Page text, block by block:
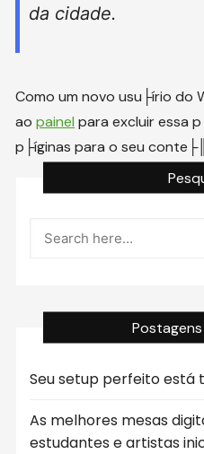
da cidade.
Como um novo usu├írio do
aopainel para excluir essa
p├íginas para o seu
Seu setup perfeito está
As melhores mesas
estudantes e artistas